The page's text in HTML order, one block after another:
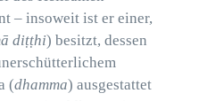
– insoweit ist er einer,
diṭṭhi) besitzt, dessen
(dhamma) ausgestattet